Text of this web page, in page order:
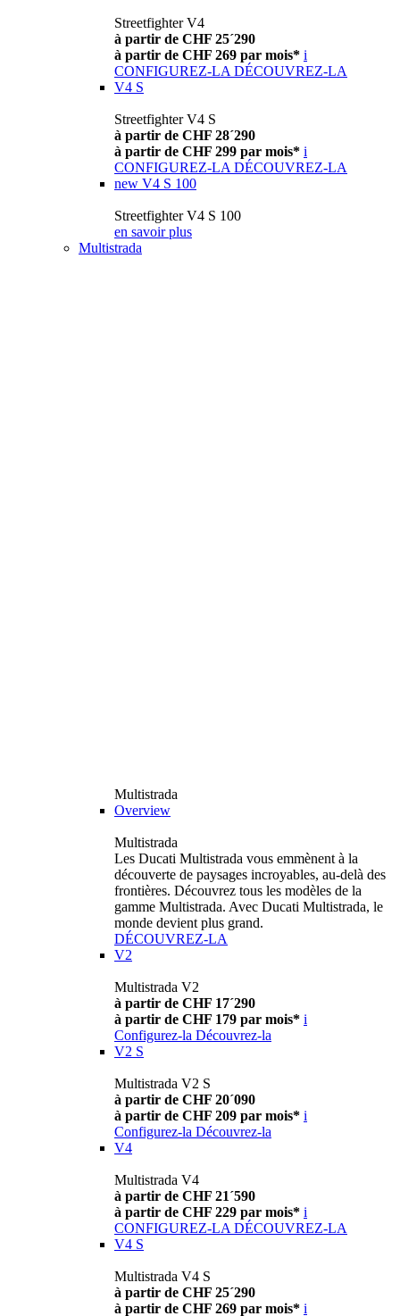
Streetfighter V4
à partir de CHF 25´290
à partir de CHF 269 par mois* i
CONFIGUREZ-LA DÉCOUVREZ-LA
V4 S
Streetfighter V4 S
à partir de CHF 28´290
à partir de CHF 299 par mois* i
CONFIGUREZ-LA DÉCOUVREZ-LA
new V4 S 100
Streetfighter V4 S 100
en savoir plus
Multistrada
Multistrada
Overview
Multistrada
Les Ducati Multistrada vous emmènent à la
découverte de paysages incroyables, au-delà des
frontières. Découvrez tous les modèles de la
gamme Multistrada. Avec Ducati Multistrada, le
monde devient plus grand.
DÉCOUVREZ-LA
V2
Multistrada V2
à partir de CHF 17´290
à partir de CHF 179 par mois* i
Configurez-la Découvrez-la
V2 S
Multistrada V2 S
à partir de CHF 20´090
à partir de CHF 209 par mois* i
Configurez-la Découvrez-la
V4
Multistrada V4
à partir de CHF 21´590
à partir de CHF 229 par mois* i
CONFIGUREZ-LA DÉCOUVREZ-LA
V4 S
Multistrada V4 S
à partir de CHF 25´290
à partir de CHF 269 par mois* i